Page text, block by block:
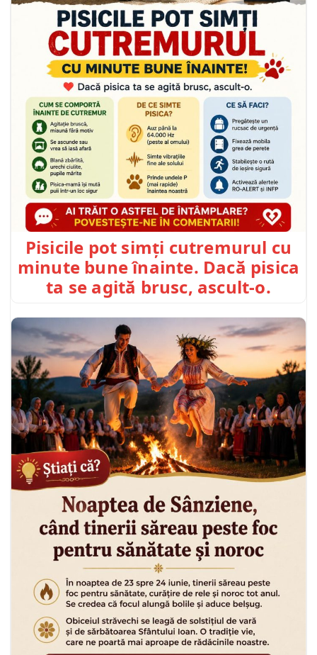
Pisicile pot simți cutremurul cu
minute bune înainte. Dacă pisica
ta se agită brusc, ascult-o.